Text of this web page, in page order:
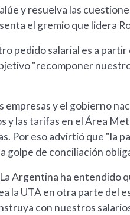
y resuelva las
el gremio que lidera
pedido salarial es a
"recomponer
y el gobierno
y las tarifas en el Área
Por eso advirtió que "la
golpe de conciliación
Argentina ha entendido
la UTA en otra parte del
con nuestros